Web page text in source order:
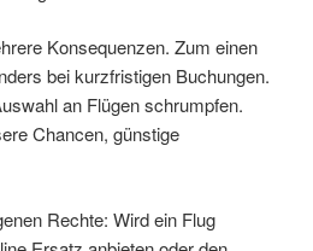
Konsequenzen. Zum einen
bei kurzfristigen Buchungen.
an Flügen schrumpfen.
Chancen, günstige
Rechte: Wird ein Flug